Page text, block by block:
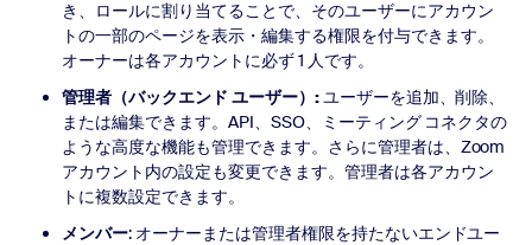
き、ロールに割り当てることで、そのユーザーにアカウン
トの一部のページを表示・編集する権限を付与できます。
オーナーは各アカウントに必ず 1 人です。
管理者（バックエンド ユーザー）:ユーザーを追加、削除、
または編集できます。API、SSO、ミーティング コネクタの
ような高度な機能も管理できます。さらに管理者は、Zoom
アカウント内の設定も変更できます。管理者は各アカウン
トに複数設定できます。
メンバー: オーナーまたは管理者権限を持たないエンドユー